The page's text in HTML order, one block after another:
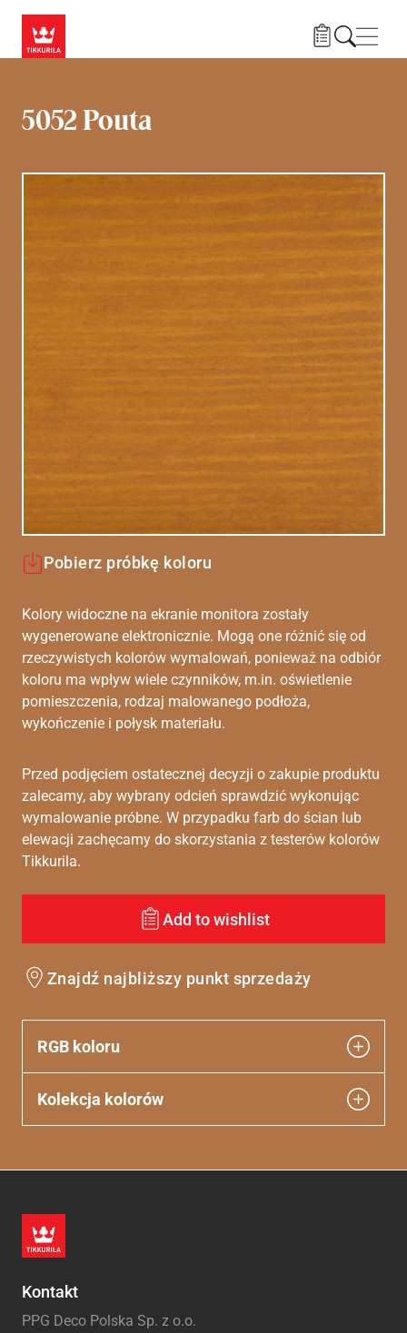
5052 Pouta
Pobierz próbkę koloru
Kolory widoczne na ekranie monitora zostały
wygenerowane elektronicznie. Mogą one różnić się od
rzeczywistych kolorów wymalowań, ponieważ na odbiór
koloru ma wpływ wiele czynników, m.in. oświetlenie
pomieszczenia, rodzaj malowanego podłoża,
wykończenie i połysk materiału.
Przed podjęciem ostatecznej decyzji o zakupie produktu
zalecamy, aby wybrany odcień sprawdzić wykonując
wymalowanie próbne. W przypadku farb do ścian lub
elewacji zachęcamy do skorzystania z testerów kolorów
Tikkurila.
Add to wishlist
Znajdź najbliższy punkt sprzedaży
RGB koloru
Kolekcja kolorów
Kontakt
PPG Deco Polska Sp. z o.o.